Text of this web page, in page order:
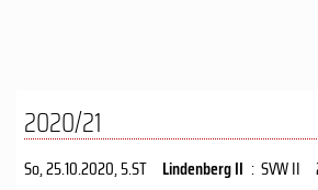
2020/21
So, 25.10.2020, 5.ST Lindenberg II : SVW II